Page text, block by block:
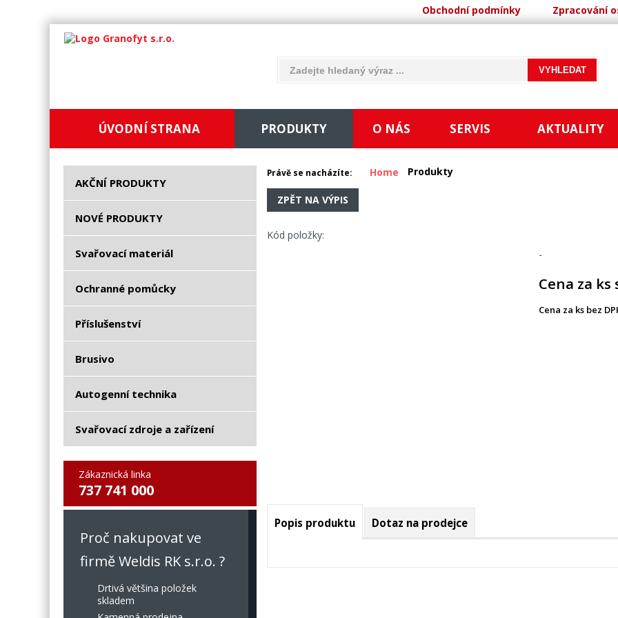
Obchodní podmínky Zpracování
ÚVODNÍ STRANA PRODUKTY O NÁS SERVIS AKTUALITY
AKČNÍ PRODUKTY
NOVÉ PRODUKTY
Svařovací materiál
Ochranné pomůcky
Příslušenství
Brusivo
Autogenní technika
Svařovací zdroje a zařízení
Zákaznická linka
737 741 000
Proč nakupovat ve
firmě Weldis RK s.r.o. ?
Drtivá většina položek
skladem
Právě se nacházíte: Home Produkty
ZPĚT NA VÝPIS
Kód položky:
-
Cena za ks
Cena za ks bez
Popis produktu Dotaz na prodejce